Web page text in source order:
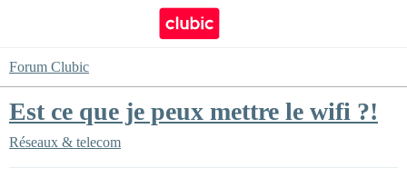
Forum Clubic
Est ce que je peux mettre le wifi ?!
Réseaux & telecom